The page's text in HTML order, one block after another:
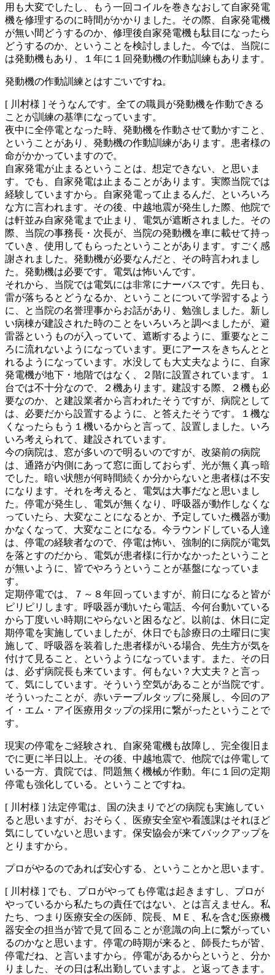
用も大変でしたし、もう一回コイルを巻きなおして自家発電
機を修理するのに時間がかかりました。その際、自家発電機
が無い間どうするのか、修理後自家発電機も駄目になったら
どうするのか、ということを検討しました。今では、当院に
は発動機もあり、１年に１回発動機の作動訓練もあります。
発動機の作動訓練とはすごいですね。
[ 川村様 ] そうなんです。全ての職員が発動機を作動できる
ことが訓練の基準になっています。
夜中に全停電となった時、発動機を作動させて動かすこと、
ということがあり、発動機の作動訓練があります。患者様の
命がかかっていますので。
自家発電が止まるということは、想定できない、と思いま
す。でも、自家発電は止まることがあります。実際当院では
経験していますから。自家発電って止まるんだ、といろいろ
な方に言われます。その後、中越地震が発生した際、他院で
は軒並み自家発電まで止まり、電気が遮断されました。その
際、当院の事務長・次長が、当院の発動機を車に載せて持っ
ていき、使用してもらったということがあります。すごく感
謝されました。発動機が必要なんだと、その時言われまし
た。発動機は必要です。電気は怖いんです。
それから、当院では電気には非常にナーバスです。先日も、
雷が落ちるとどうなるか、ということについて学習するよう
に、と当院の名誉理事からお話があり、勉強しました。新し
い病棟が建設された時のことをいろいろと調べましたが、避
雷器というものが入っていて、遮断するように、重要なとこ
ろに流れないようになっています。更にアースをきちんとと
れるようになっています。水没しても大丈夫なように、自家
発電機が地下・地階ではなく、２階に設置されています。１
台では不十分なので、２機あります。建設する際、２機も必
要なのか、と建設業者から言われたそうですが、病院として
は、必要だから設置するように、と答えたそうです。１機な
くなったらもう１機いるからと言って、設置しました。いろ
いろ考えられて、建設されています。
今の病院は、窓が多いので明るいのですが、改築前の病院
は、通路が内側にあって窓に面しておらず、光が無く真っ暗
でした。暗い状態が何時間続くか分からないと患者様は不安
になります。それを考えると、電気は大事だなと思いまし
た。停電が発生し、電気が無くなり、呼吸器が動作しなくな
っていたら、大変なことになるとか、予定していた機器が動
かなくなって、大変なことになる。今ラウンドしている人達
は、停電の経験者なので、停電は怖い、強制的に病院が電気
を落とすのだから、電気が患者様に行かなかったということ
が無いように、皆でやろうということが基盤になっていま
す。
定期停電では、７～８年回っていますが、前日になると皆が
ピリピリします。呼吸器が動いたら電話、今何台動いている
から丁度いい時期にやらないと困るなど。以前は、休日に定
期停電を実施していましたが、休日でも診療日の土曜日に実
施して、呼吸器を装着した患者様がいる場合、先生方が気を
付けて見ること、というようになっています。また、その日
は、必ず病院長も来ています。何もない？大丈夫？と言っ
て、気にしています。そういう空気があることが当院です。
そういったことが、赤いテーブルタップに発展し、今回のア
イ・エム・アイ医療用タップの採用に繋がったということで
す。
現実の停電をご経験され、自家発電機も故障し、完全復旧ま
でに更に半日以上。その後、中越地震で、他院では停電して
いる一方、貴院では、問題無く機械が作動。年に１回の定期
停電も強化している。ということですね。
[ 川村様 ] 法定停電は、国の決まりでどの病院も実施してい
ると思いますが、おそらく、医療安全室や看護課はそれほど
気にしていないと思います。保安協会が来てバックアップを
とりますから。
プロがやるのであれば安心する、ということかと思います。
[ 川村様 ] でも、プロがやっても停電は起きますし、プロが
やっているから私たちの責任ではない、とは言えません。私
たち、つまり医療安全の医師、院長、ＭＥ、私を含む医療機
器安全の担当が皆で見て回ることが意識の向上に繋がってい
るのかなと思います。停電の時期が来ると、師長たちが皆、
停電だね、と言いますから。停電があるからというと、分か
りました、その日は私出勤していますよ。と返ってきます。